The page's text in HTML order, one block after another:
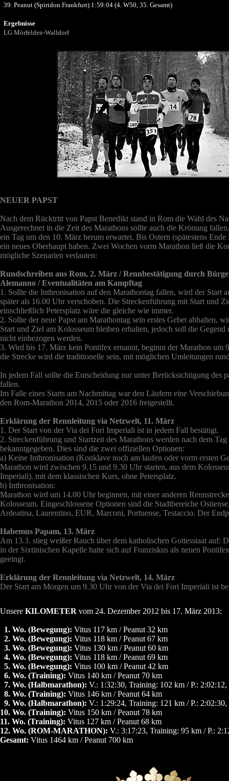
39. Peanut (Spiridon Frankfurt) 1:59:04 (4. W50, 35. Gesamt)
Ergebnisse
LG Mörfelden-Walldorf
NEUER PAPST
Nach dem Rücktritt von Papst Benedikt stand in Rom die Wahl des
Ausgerechnet in die Zeit des Marathons sollte auch die Krönung
ein Tag um den 10. März herum erwartet. Bis Ostern (spätestens
ein neues Oberhaupt haben. Zwei Wochen vorm Marathon ließ die
mögliche Szenarien verlauten:
Rundschreiben aus Rom, 2. März / Rennbestätigung durch
Alemanno / Eventualitäten am Kampftag
1. Sollte die Inthronisation auf den Marathontag fallen, wird der Start
später als 16.00 Uhr verschoben. Die Streckenführung mit Start und
einschließlich Petersplatz wäre die gleiche wie immer.
2. Sollte der neue Papst am Marathontag sein erstes Gebet abhalten,
Start und Ziel am Kolosseum bleiben erhalten, jedoch soll die
nicht einbezogen werden.
3. Wird bis 17. März kein Pontifex ernannt, beginnt der Marathon um
die Strecke wird die traditionelle sein, mit möglichen Umleitungen
In jedem Fall sollte die Entscheidung nur unter Berücksichtigung des
fallen.
Im Falle eines Starts am Nachmittag war den Läufern eine
den Rom-Marathon 2014, 2015 oder 2016 freigestellt.
Erklärung der Rennleitung via Netzwelt, 11. März
1. Der Start von der Via dei Fori Imperiali ist in jedem Fall bestätigt.
2. Streckenführung und Startzeit des Marathons werden nach dem
bekanntgegeben. Dies sind die zwei offiziellen Optionen:
a) Keine Inthronisation (Konklave noch am laufen oder vorm ersten
Marathon wird zwischen 9.15 und 9.30 Uhr starten, aus dem
Imperiali). mit dem klassischen Kurs, ohne Petersplatz.
b) Inthronisation:
Marathon wird um 14.00 Uhr beginnen, mit einer anderen
Kolosseum. Eingeschlossene Optionen sind die Stadtbereiche
Ardeatina, Laurentino, EUR, Marconi, Portuense, Testaccio. Der
Habemus Papam, 13. März
Am 13.3. stieg weißer Rauch über dem katholischen Gottesstaat auf:
in der Sixtinischen Kapelle hatte sich auf Franziskus als neuen
geeingt.
Erklärung der Rennleitung via Netzwelt, 14. März
Der Start am Morgen um 9.30 Uhr von der Via dei Fori Imperiali ist
Unsere KILOMETER vom 24. Dezember 2012 bis 17. März 2013:
1. Wo. (Bewegung): Vitus 117 km / Peanut 32 km
2. Wo. (Bewegung): Vitus 118 km / Peanut 67 km
3. Wo. (Bewegung): Vitus 130 km / Peanut 60 km
4. Wo. (Bewegung): Vitus 118 km / Peanut 69 km
5. Wo. (Bewegung): Vitus 100 km / Peanut 42 km
6. Wo. (Training): Vitus 140 km / Peanut 70 km
7. Wo. (Halbmarathon): V.: 1:32:30, Training: 102 km / P.:
8. Wo. (Training): Vitus 146 km / Peanut 64 km
9. Wo. (Halbmarathon): V.: 1:29:24, Training: 121 km / P.:
10. Wo. (Training): Vitus 150 km / Peanut 78 km
11. Wo. (Training): Vitus 127 km / Peanut 68 km
12. Wo. (ROM-MARATHON): V.: 3:17:23, Training: 95 km / P.:
Gesamt: Vitus 1464 km / Peanut 700 km